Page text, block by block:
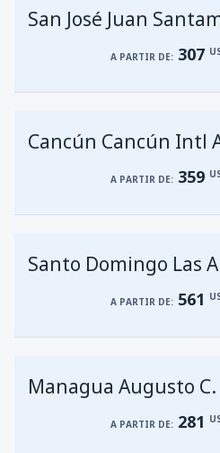
San José Juan
A PARTIR DE: 307
Cancún Cancún Intl
A PARTIR DE: 359
Santo Domingo Las
A PARTIR DE: 561
Managua Augusto
A PARTIR DE: 281